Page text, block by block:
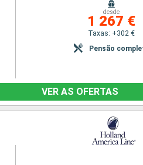
desde
1 267 €
Taxas: +302 €
Pensão
VER AS OFERTAS